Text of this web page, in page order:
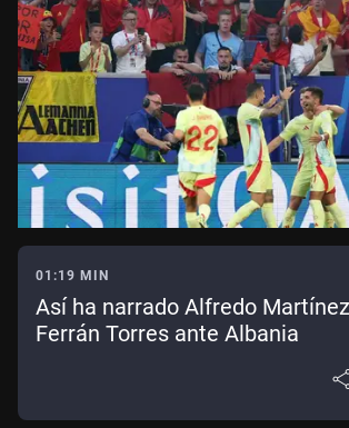
01:19 MIN
Así ha narrado Alfredo
Ferrán Torres ante Albania